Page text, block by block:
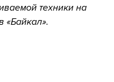
техники на
«Байкал».